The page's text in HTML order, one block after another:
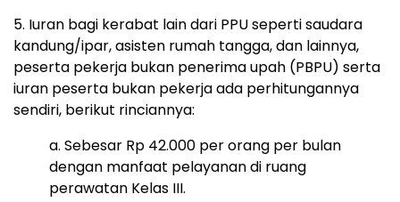
5. Iuran bagi kerabat lain dari PPU seperti saudara
kandung/ipar, asisten rumah tangga, dan lainnya,
peserta pekerja bukan penerima upah (PBPU) serta
iuran peserta bukan pekerja ada perhitungannya
sendiri, berikut rinciannya:
a. Sebesar Rp 42.000 per orang per bulan
dengan manfaat pelayanan di ruang
perawatan Kelas III.